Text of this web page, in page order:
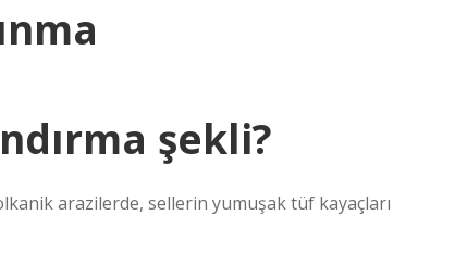
şekli?
arazilerde, sellerin yumuşak tüf kayaçları